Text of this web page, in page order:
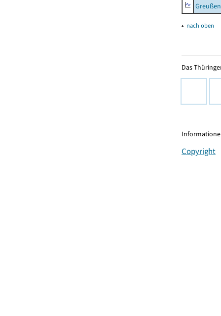
▴ nach oben
Das
Copyright